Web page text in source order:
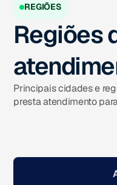
REGIÕES
Regiões
Principais cidades e
presta atendimento